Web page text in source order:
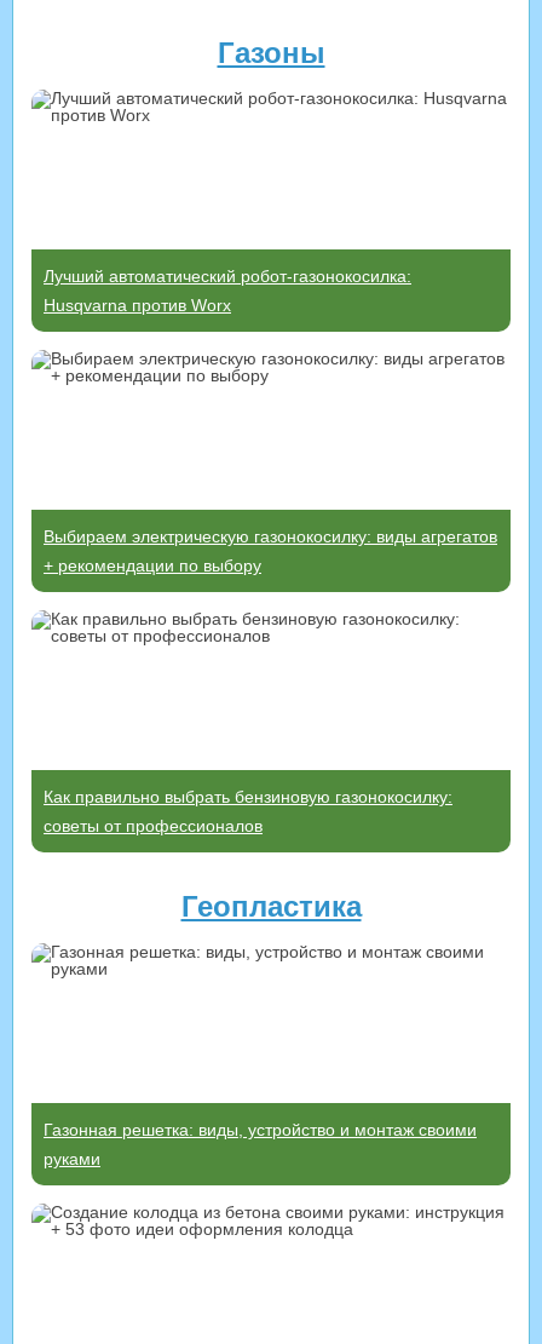
Газоны
Лучший автоматический робот-газонокосилка:
Husqvarna против Worx
Выбираем электрическую газонокосилку: виды агрегатов
+ рекомендации по выбору
Как правильно выбрать бензиновую газонокосилку:
советы от профессионалов
Геопластика
Газонная решетка: виды, устройство и монтаж своими
руками